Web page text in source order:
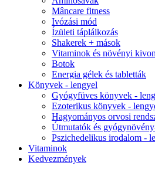
Mâncare fitness
Ivózási mód
Ízületi táplálkozás
Shakerek + mások
Vitaminok és növényi
Botok
Energia gélek és tabletták
Könyvek - lengyel
Gyógyfüves könyvek -
Ezoterikus könyvek -
Hagyományos orvosi
Útmutatók és
Pszichedelikus irodalom -
Vitaminok
Kedvezmények